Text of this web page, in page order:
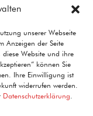
unserer Webseite
Anzeigen der Seite
Website und ihre
können Sie
Ihre Einwilligung ist
widerrufen werden.
Datenschutzerklärung.
aus
zum
in unserer